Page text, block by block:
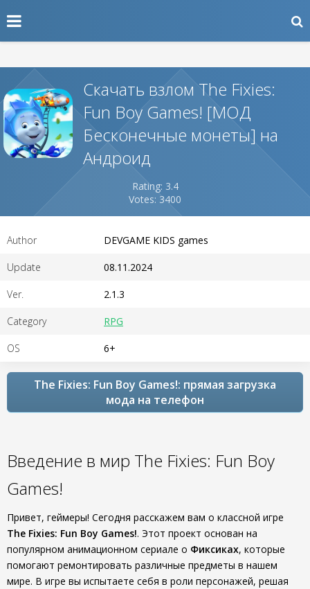
Скачать взлом The Fixies:
Fun Boy Games! [МОД
Бесконечные монеты] на
Андроид
Rating: 3.4
Votes: 3400
Author DEVGAME KIDS games
Update 08.11.2024
Ver. 2.1.3
Category RPG
OS 6+
The Fixies: Fun Boy Games!: прямая загрузка
мода на телефон
Введение в мир The Fixies: Fun Boy
Games!
Привет, геймеры! Сегодня расскажем вам о классной игре
The Fixies: Fun Boy Games!. Этот проект основан на
популярном анимационном сериале о Фиксиках, которые
помогают ремонтировать различные предметы в нашем
мире. В игре вы испытаете себя в роли персонажей, решая